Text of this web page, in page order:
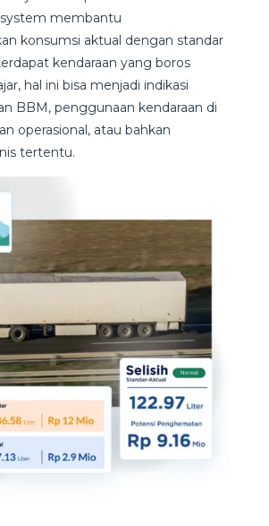
membantu
konsumsi aktual dengan standar
kendaraan yang boros
hal ini bisa menjadi indikasi
BBM, penggunaan kendaraan di
operasional, atau bahkan
tertentu.